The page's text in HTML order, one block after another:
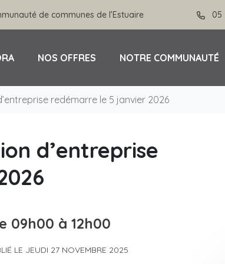
de communes de l’Estuaire 05
NOS OFFRES NOTRE COMMUNAUTÉ
redémarre le 5 janvier 2026
d’entreprise
09h00 à 12h00
LE JEUDI 27 NOVEMBRE 2025